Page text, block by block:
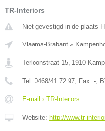
TR-Interiors
Niet gevestigd in de plaats
Vlaams-Brabant »
Terloonstraat 15 1910
Tel: 0468/41.72.97 , Fax: - ,
E-mail › TR-Interiors
Website: http://www.tr-